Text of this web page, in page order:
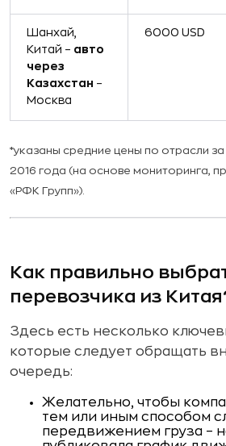
Шанхай,
Китай – авто
через
Казахстан –
Москва
6000 USD
*указаны средние цены по отрасли
2016 года (на основе мониторинга,
«РФК Групп»).
Как правильно
перевозчика из
Здесь есть несколько
которые следует обращать
очередь:
Желательно, чтобы
тем или иным способом
передвижением груза –